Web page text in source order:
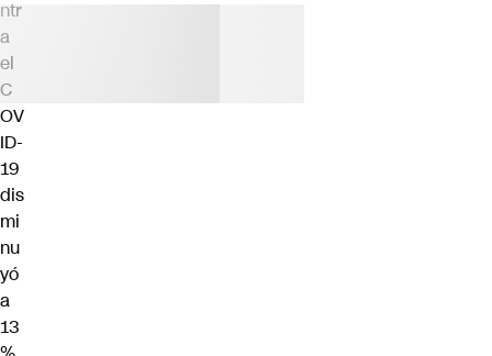
ntr
a
el
C
OV
ID-
19
dis
mi
nu
yó
a
13